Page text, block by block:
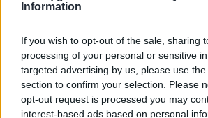
Information
If you wish to opt-out of the sale, sharing
processing of your personal or sensitive
targeted advertising by us, please use
section to confirm your selection. Please
opt-out request is processed you may
interest-based ads based on personal
που πέτυχαν», εκπαιδεύει και
Αθωνικό Management σε
πανεπιστήμια σε Ελλάδα και
επιχειρώντας να βοηθήσει